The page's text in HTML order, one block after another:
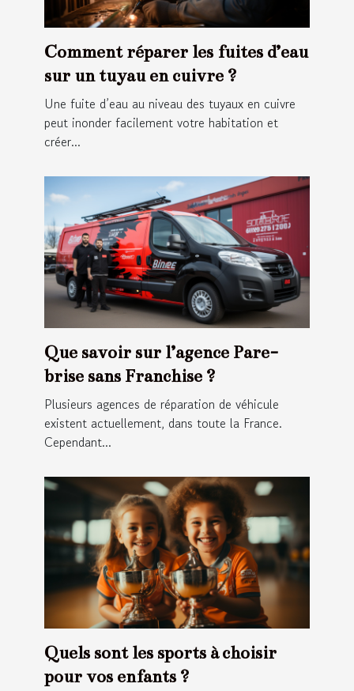
Comment réparer les fuites d’eau
sur un tuyau en cuivre ?
Une fuite d’eau au niveau des tuyaux en cuivre
peut inonder facilement votre habitation et
créer...
Que savoir sur l’agence Pare-
brise sans Franchise ?
Plusieurs agences de réparation de véhicule
existent actuellement, dans toute la France.
Cependant...
Quels sont les sports à choisir
pour vos enfants ?